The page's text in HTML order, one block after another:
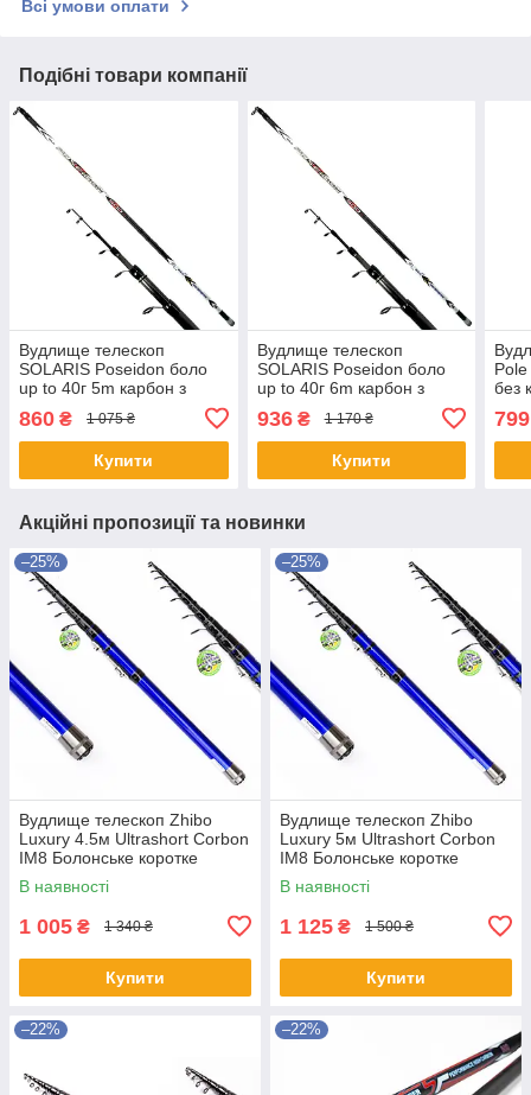
Всі умови оплати
Подібні товари компанії
Вудлище телескоп
SOLARIS Poseidon боло
up to 40г 5m карбон з
860 ₴ 1 075 ₴
Купити
Вудлище телескоп
SOLARIS Poseidon боло
up to 40г 6m карбон з
936₴ 1 170 ₴
Купити
без
Акційні пропозиції та новинки
–25%
Вудлище телескоп Zhibo
Luxury 4.5м Ultrashort Corbon
IM8 Болонське коротке
вудлище 58см
В наявності
1 005 ₴ 1 340 ₴
Купити
–25%
Вудлище телескоп Zhibo
Luxury 5м Ultrashort Corbon
IM8 Болонське коротке
вудлище 60см
В наявності
1 125 ₴ 1 500 ₴
Купити
–22% –22%